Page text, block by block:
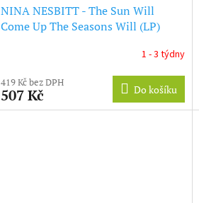
NINA NESBITT - The Sun Will
Come Up The Seasons Will (LP)
1 - 3 týdny
419 Kč bez DPH
507 Kč Do košíku